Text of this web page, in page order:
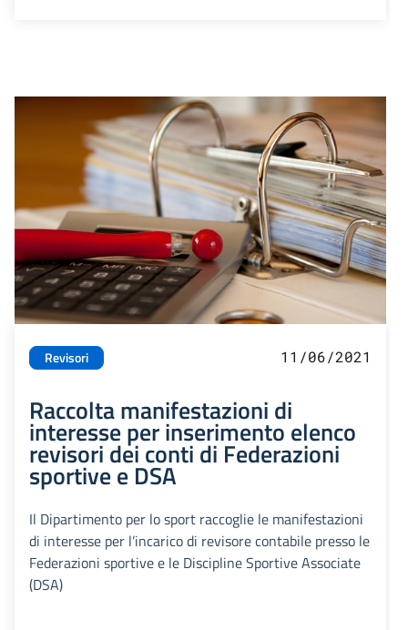
Revisori 11/06/2021
Raccolta manifestazioni di
interesse per inserimento elenco
revisori dei conti di Federazioni
sportive e DSA
Il Dipartimento per lo sport raccoglie le manifestazioni
di interesse per l’incarico di revisore contabile presso le
Federazioni sportive e le Discipline Sportive Associate
(DSA)